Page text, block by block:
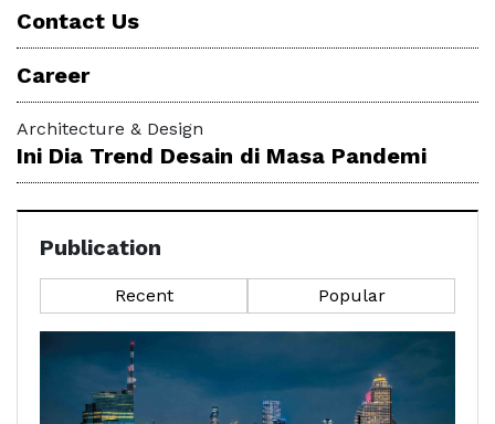
Contact Us
Career
Architecture & Design
Ini Dia Trend Desain di Masa Pandemi
Publication
Recent Popular